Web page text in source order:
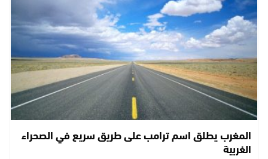
المغرب يطلق اسم ترامب على طريق سريع في الصحراء
الغربية